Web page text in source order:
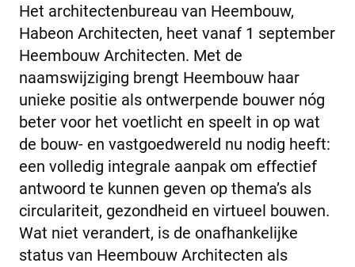
Het architectenbureau van Heembouw,
Habeon Architecten, heet vanaf 1 september
Heembouw Architecten. Met de
naamswijziging brengt Heembouw haar
unieke positie als ontwerpende bouwer nóg
beter voor het voetlicht en speelt in op wat
de bouw- en vastgoedwereld nu nodig heeft:
een volledig integrale aanpak om effectief
antwoord te kunnen geven op thema’s als
circulariteit, gezondheid en virtueel bouwen.
Wat niet verandert, is de onafhankelijke
status van Heembouw Architecten als